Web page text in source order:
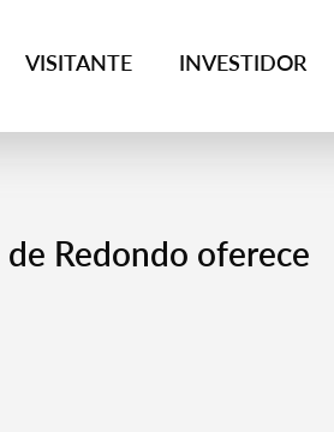
VISITANTE INVESTIDOR
Redondo oferece